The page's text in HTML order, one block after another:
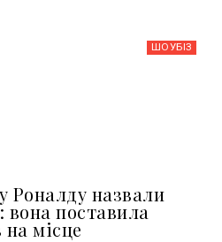
ШОУБIЗ
Роналду назвали
вона поставила
на місце